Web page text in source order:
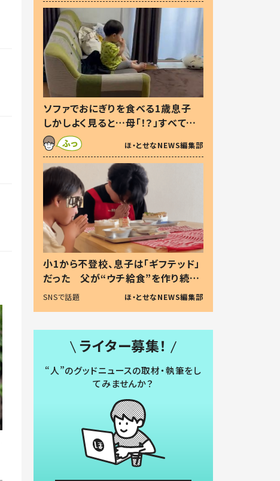
ソファでおにぎりを食べる1歳息子
しかしよく見ると…母「！？」すべてを
察した母の投稿に「可愛いから許
す！」「現行犯〜」
ほ・とせなNEWS編集部
小1から不登校、息子は「ギフテッド」
だった 父が“ウチ給食”を作り続け
る理由とは #令和の親 #令和の子
SNSで話題 ほ・とせなNEWS編集部
ライター募集！
“人”のグッドニュースの取材・執筆をし
てみませんか？